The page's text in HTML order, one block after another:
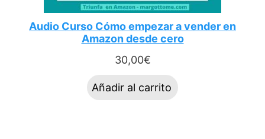
Audio Curso Cómo empezar a vender en
Amazon desde cero
30,00€
Añadir al carrito